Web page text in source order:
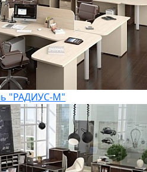
"РАДИУС-М"